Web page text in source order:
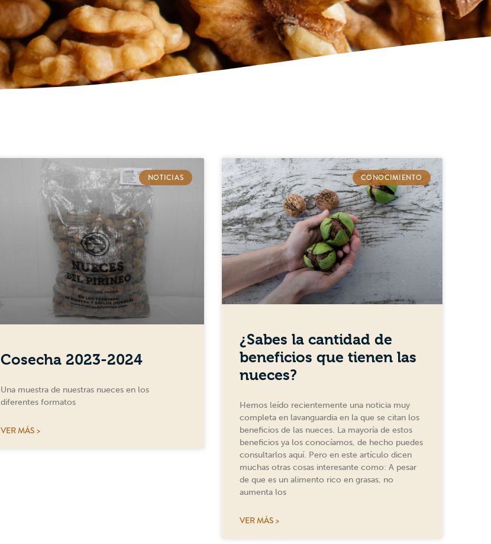
NOTICIAS
Cosecha 2023-2024
Una muestra de nuestras nueces en los
diferentes formatos
VER MÁS >
CONOCIMIENTO
¿Sabes la cantidad de
beneficios que tienen las
nueces?
Hemos leído recientemente una noticia muy
completa en lavanguardia en la que se citan los
beneficios de las nueces. La mayoría de estos
beneficios ya los conocíamos, de hecho puedes
consultarlos aquí. Pero en este artículo dicen
muchas otras cosas interesante como: A pesar
de que es un alimento rico en grasas, no
aumenta los
VER MÁS >